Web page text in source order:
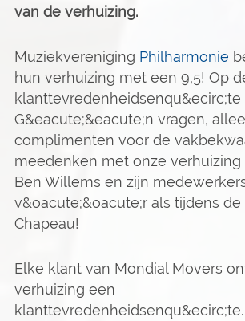
van de verhuizing.
Muziekvereniging Philharmonie
hun verhuizing met een 9,5! Op
klanttevredenheidsenqu&ecirc;te
G&eacute;&eacute;n vragen,
complimenten voor de
meedenken met onze
Ben Willems en zijn
v&oacute;&oacute;r als tijdens de
Chapeau!
Elke klant van Mondial Movers
verhuizing een